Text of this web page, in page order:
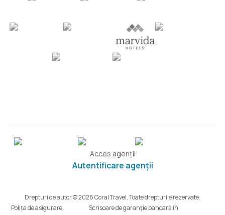
Acces agenții
Autentificare agenții
Drepturi de autor © 2026 Coral Travel. Toate drepturile rezervate.
Polița de asigurare
Scrisoare de garanție bancară în